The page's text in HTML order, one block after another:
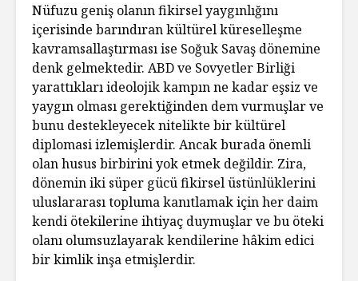
Nüfuzu geniş olanın fikirsel yaygınlığını
içerisinde barındıran kültürel küreselleşme
kavramsallaştırması ise Soğuk Savaş dönemine
denk gelmektedir. ABD ve Sovyetler Birliği
yarattıkları ideolojik kampın ne kadar eşsiz ve
yaygın olması gerektiğinden dem vurmuşlar ve
bunu destekleyecek nitelikte bir kültürel
diplomasi izlemişlerdir. Ancak burada önemli
olan husus birbirini yok etmek değildir. Zira,
dönemin iki süper gücü fikirsel üstünlüklerini
uluslararası topluma kanıtlamak için her daim
kendi ötekilerine ihtiyaç duymuşlar ve bu öteki
olanı olumsuzlayarak kendilerine hâkim edici
bir kimlik inşa etmişlerdir.